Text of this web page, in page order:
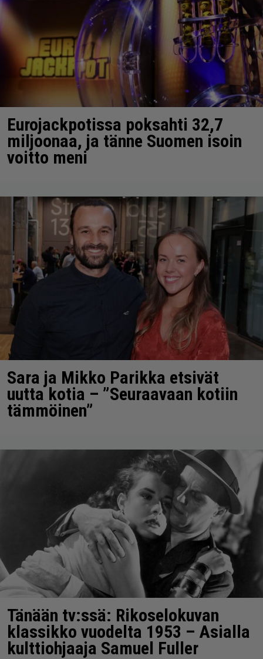
Eurojackpotissa poksahti 32,7
miljoonaa, ja tänne Suomen isoin
voitto meni
Sara ja Mikko Parikka etsivät
uutta kotia – ”Seuraavaan kotiin
tämmöinen”
Tänään tv:ssä: Rikoselokuvan
klassikko vuodelta 1953 – Asialla
kulttiohjaaja Samuel Fuller